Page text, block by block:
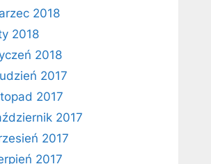
2018
2018
2018
2017
2017
2017
2017
2017